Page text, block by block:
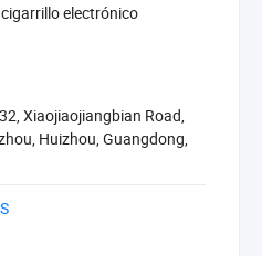
‪cigarrillo electrónico‬
Xiaojiaojiangbian Road,
Huizhou, Guangdong,